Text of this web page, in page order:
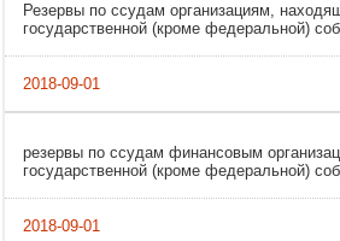
Резервы по ссудам организациям,
государственной (кроме федеральной)
резервы по ссудам финансовым
государственной (кроме федеральной)